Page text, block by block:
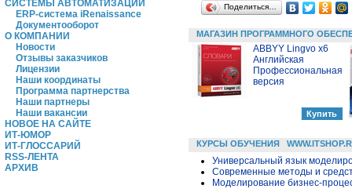
СИСТЕМЫ АВТОМАТИЗАЦИИ
ERP-система iRenaissance
Документооборот
О КОМПАНИИ
Новости
Отзывы заказчиков
Лицензии
Наши координаты
Программа партнерства
Наши партнеры
Наши вакансии
НОВОЕ НА САЙТЕ
ИТ-ЮМОР
ИТ-ГЛОССАРИЙ
RSS-ЛЕНТА
АРХИВ
Поделиться…
МАГАЗИН ПРОГРАММНОГО
ABBYY Lingvo x6
Английская
Профессиональная
версия
КУРСЫ ОБУЧЕНИЯ
Универсальный язык
Современные методы и
Моделирование бизнес-